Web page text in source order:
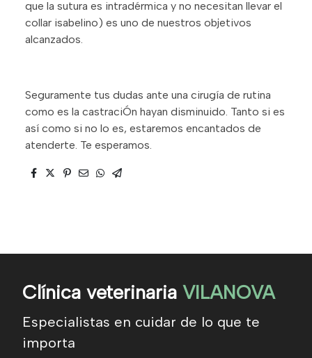
que la sutura es intradérmica y no necesitan llevar el
collar isabelino) es uno de nuestros objetivos
alcanzados.
Seguramente tus dudas ante una cirugía de rutina
como es la castraciÓn hayan disminuido. Tanto si es
así como si no lo es, estaremos encantados de
atenderte. Te esperamos.
Clínica veterinaria VILANOVA
Especialistas en cuidar de lo que te
importa